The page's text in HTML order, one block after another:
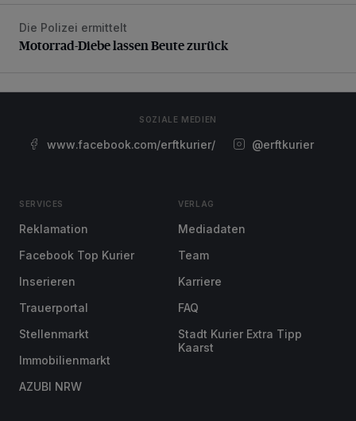
Motorrad-Diebe lassen Beute zurück
Die Polizei ermittelt
Motorrad-Diebe lassen Beute zurück
SOZIALE MEDIEN
www.facebook.com/erftkurier/ @erftkurier
SERVICES
Reklamation
Facebook Top Kurier
Inserieren
Trauerportal
Stellenmarkt
Immobilienmarkt
AZUBI NRW
VERLAG
Mediadaten
Team
Karriere
FAQ
Stadt Kurier Extra Tipp
Kaarst